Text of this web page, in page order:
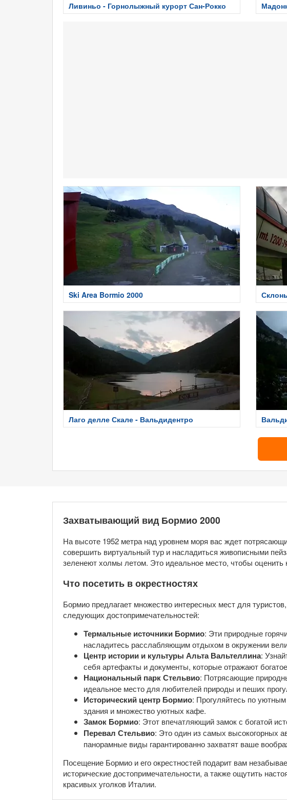
Ливиньо - Горнолыжный курорт Сан-Рокко
Ski Area Bormio 2000
Лаго делле Скале - Вальдидентро
Захватывающий вид Бормио 2000
На высоте 1952 метра над уровнем моря вас ждет
совершить виртуальный тур и насладиться живописными
зеленеют холмы летом. Это идеальное место, чтобы оценить
Что посетить в окрестностях
Бормио предлагает множество интересных мест для
следующих достопримечательностей:
Термальные источники Бормио: Эти природные
насладитесь расслабляющим отдыхом в окружении
Центр истории и культуры Альта Вальтеллина:
себя артефакты и документы, которые отражают
Национальный парк Стельвио: Потрясающие
идеальное место для любителей природы и пеших
Исторический центр Бормио: Прогуляйтесь по
здания и множество уютных кафе.
Замок Бормио: Этот впечатляющий замок с богатой
Перевал Стельвио: Это один из самых высокогорных
панорамные виды гарантированно захватят ваше
Посещение Бормио и его окрестностей подарит вам
исторические достопримечательности, а также ощутить
красивых уголков Италии.